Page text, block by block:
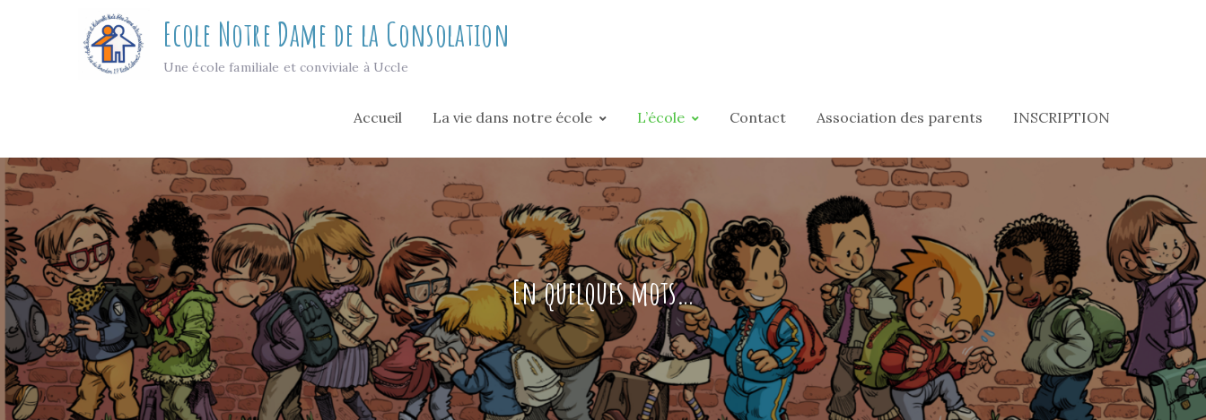
Ecole Notre Dame de la Consolation
Une école familiale et conviviale à Uccle
Accueil La vie dans notre école L’école Contact Association des parents INSCRIPTION
En quelques mots…